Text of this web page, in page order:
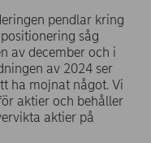
pendlar kring
såg
av december och i
av 2024 ser
ha mojnat något. Vi
aktier och behåller
aktier på